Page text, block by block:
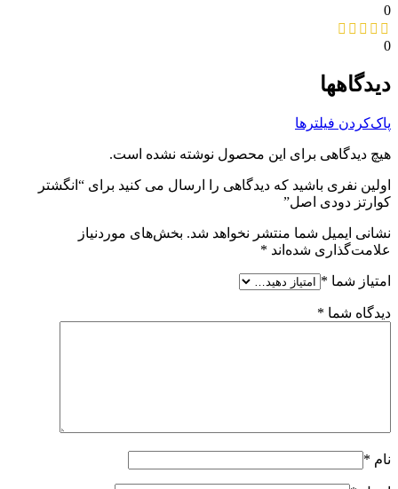
0
0
دیدگاهها
پاک‌کردن فیلترها
هیچ دیدگاهی برای این محصول نوشته نشده است.
اولین نفری باشید که دیدگاهی را ارسال می کنید برای “انگشتر
کوارتز دودی اصل”
نشانی ایمیل شما منتشر نخواهد شد. بخش‌های موردنیاز
علامت‌گذاری شده‌اند *
امتیاز شما *
دیدگاه شما *
نام *